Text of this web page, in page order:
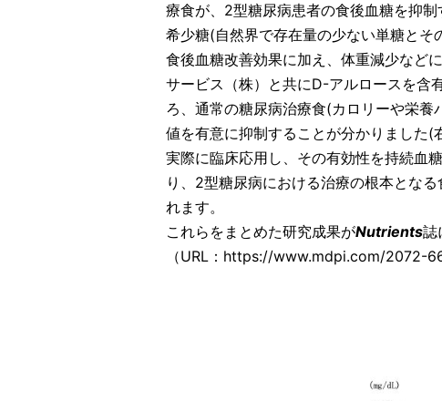
療食が、2型糖尿病患者の食後血糖を抑
希少糖(自然界で存在量の少ない単糖とそ
食後血糖改善効果に加え、体重減少など
サービス（株）と共にD-アルロースを含
ろ、通常の糖尿病治療食(カロリーや栄
値を有意に抑制することが分かりました
実際に臨床応用し、その有効性を持続血
り、2型糖尿病における治療の根本とな
れます。
これらをまとめた研究成果がNutrients誌
（URL：https://www.mdpi.com/2072-